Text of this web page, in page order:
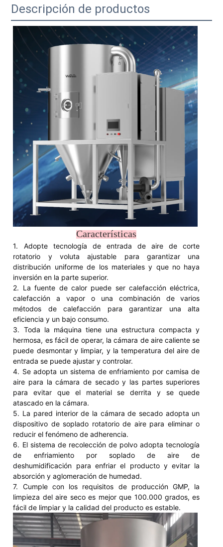
Descripción de productos
Características
1. Adopte tecnología de entrada de aire de corte
rotatorio y voluta ajustable para garantizar una
distribución uniforme de los materiales y que no haya
inversión en la parte superior.
2. La fuente de calor puede ser calefacción eléctrica,
calefacción a vapor o una combinación de varios
métodos de calefacción para garantizar una alta
eficiencia y un bajo consumo.
3. Toda la máquina tiene una estructura compacta y
hermosa, es fácil de operar, la cámara de aire caliente se
puede desmontar y limpiar, y la temperatura del aire de
entrada se puede ajustar y controlar.
4. Se adopta un sistema de enfriamiento por camisa de
aire para la cámara de secado y las partes superiores
para evitar que el material se derrita y se quede
atascado en la cámara.
5. La pared interior de la cámara de secado adopta un
dispositivo de soplado rotatorio de aire para eliminar o
reducir el fenómeno de adherencia.
6. El sistema de recolección de polvo adopta tecnología
de enfriamiento por soplado de aire de
deshumidificación para enfriar el producto y evitar la
absorción y aglomeración de humedad.
7. Cumple con los requisitos de producción GMP, la
limpieza del aire seco es mejor que 100.000 grados, es
fácil de limpiar y la calidad del producto es estable.